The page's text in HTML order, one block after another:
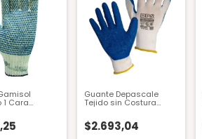
1 Cara
24 Cm.
Guante Depascale
Tejido sin Costura
Rugoso DPS89153 N 8 al
10
$2.693,04